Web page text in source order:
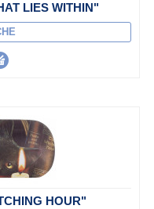
LIES WITHIN"
HOUR"